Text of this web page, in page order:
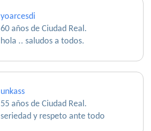
yoarcesdi
60 años de Ciudad Real.
hola .. saludos a todos.
unkass
55 años de Ciudad Real.
seriedad y respeto ante todo